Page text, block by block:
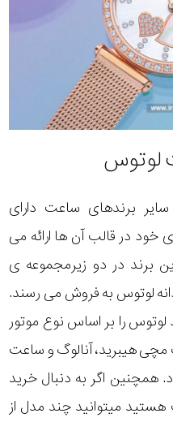
لوتوس
برندهای ساعت دارای
در قالب آن ها ارائه می
برند در دو زیرمجموعه ی
لوتوس به فروش می رسند.
را بر اساس نوع موتور
مچی هیبرید، آنالوگ و ساعت
همچنین اگر به دنبال خرید
میتوانید چند مدل از